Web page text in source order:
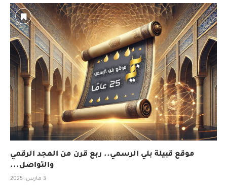
موقع قبيلة بلي الرسمي.. ربع قرن من المجد الرقمي
والتواصل...
3 مارس، 2025